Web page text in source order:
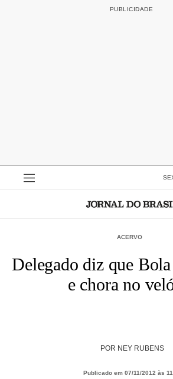
ACERVO
Delegado diz que
e chora no
POR NEY RUBENS
Publicado em 07/11/2012 às